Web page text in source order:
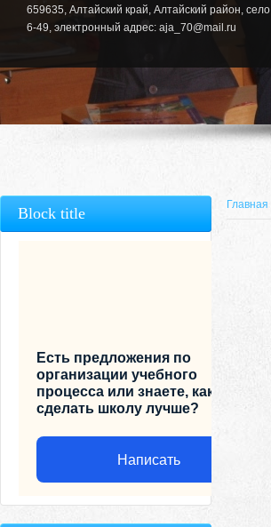
659635, Алтайский край, Алтайский район,
6-49, электронный адрес: aja_70@mail.ru
Главная
Block title
Есть предложения по
организации учебного
процесса или знаете, как
сделать школу лучше?
Написать